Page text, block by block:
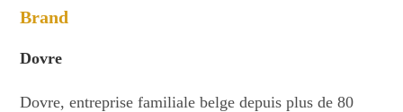
Brand
Dovre
Dovre, entreprise familiale belge depuis plus de 80